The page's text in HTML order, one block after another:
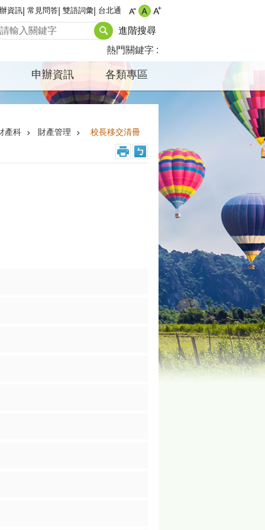
資訊 常見問答 雙語詞彙 台北通
進階搜尋
熱門關鍵字
申辦資訊 各類專區
產科 財產管理 校長移交清冊